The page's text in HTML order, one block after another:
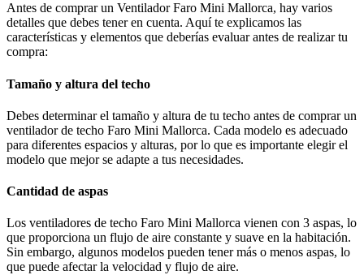
Antes de comprar un Ventilador Faro Mini Mallorca, hay varios
detalles que debes tener en cuenta. Aquí te explicamos las
características y elementos que deberías evaluar antes de realizar tu
compra:
Tamaño y altura del techo
Debes determinar el tamaño y altura de tu techo antes de comprar un
ventilador de techo Faro Mini Mallorca. Cada modelo es adecuado
para diferentes espacios y alturas, por lo que es importante elegir el
modelo que mejor se adapte a tus necesidades.
Cantidad de aspas
Los ventiladores de techo Faro Mini Mallorca vienen con 3 aspas, lo
que proporciona un flujo de aire constante y suave en la habitación.
Sin embargo, algunos modelos pueden tener más o menos aspas, lo
que puede afectar la velocidad y flujo de aire.